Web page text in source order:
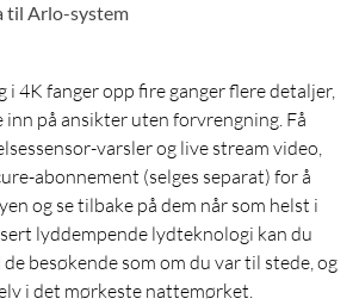
til Arlo-system
i 4K fanger opp fire ganger flere detaljer,
inn på ansikter uten forvrengning. Få
varsler og live stream video,
abonnement (selges separat) for å
og se tilbake på dem når som helst i
lyddempende lydteknologi kan du
besøkende som om du var til stede, og
i det mørkeste nattemørket.